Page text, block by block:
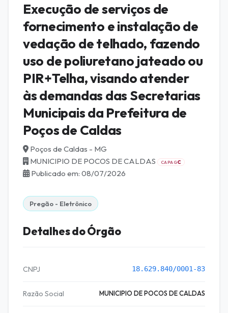
Execução de serviços de
fornecimento e instalação de
vedação de telhado, fazendo
uso de poliuretano jateado ou
PIR+Telha, visando atender
às demandas das Secretarias
Municipais da Prefeitura de
Poços de Caldas
Poços de Caldas - MG
MUNICIPIO DE POCOS DE CALDAS
CAPAGC
Publicado em: 08/07/2026
Pregão - Eletrônico
Detalhes do Órgão
CNPJ 18.629.840/0001-83
Razão Social MUNICIPIO DE POCOS DE CALDAS